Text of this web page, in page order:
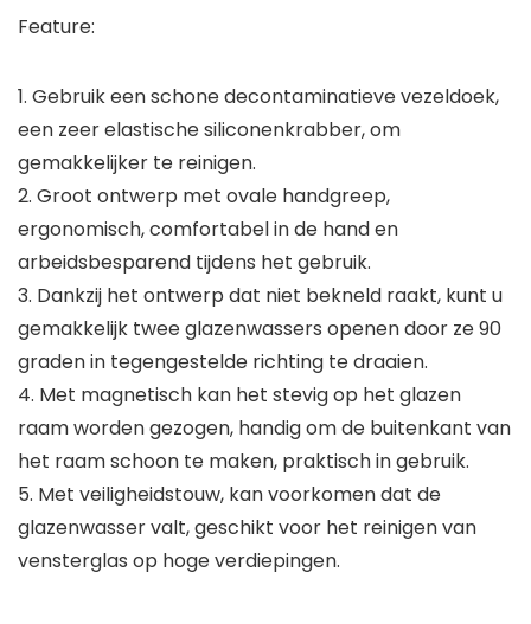
Feature:
1. Gebruik een schone decontaminatieve vezeldoek,
een zeer elastische siliconenkrabber, om
gemakkelijker te reinigen.
2. Groot ontwerp met ovale handgreep,
ergonomisch, comfortabel in de hand en
arbeidsbesparend tijdens het gebruik.
3. Dankzij het ontwerp dat niet bekneld raakt, kunt u
gemakkelijk twee glazenwassers openen door ze 90
graden in tegengestelde richting te draaien.
4. Met magnetisch kan het stevig op het glazen
raam worden gezogen, handig om de buitenkant van
het raam schoon te maken, praktisch in gebruik.
5. Met veiligheidstouw, kan voorkomen dat de
glazenwasser valt, geschikt voor het reinigen van
vensterglas op hoge verdiepingen.